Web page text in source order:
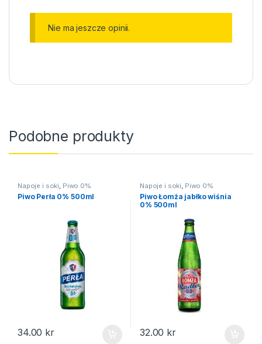
Nie ma jeszcze opinii.
Podobne produkty
Napoje i soki, Piwo 0%
Piwo Perła 0% 500ml
34.00 kr
Napoje i soki, Piwo 0%
Piwo Łomża jabłko wiśnia
0% 500ml
32.00 kr